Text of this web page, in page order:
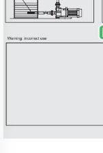
Bơm
rỉ
bơm